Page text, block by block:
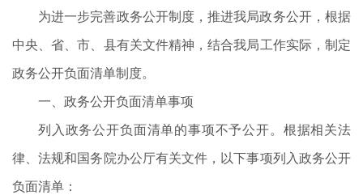
为进一步完善政务公开制度，推进我局政务公开，根据
中央、省、市、县有关文件精神，结合我局工作实际，制定
政务公开负面清单制度。
一、政务公开负面清单事项
列入政务公开负面清单的事项不予公开。根据相关法
律、法规和国务院办公厅有关文件，以下事项列入政务公开
负面清单：